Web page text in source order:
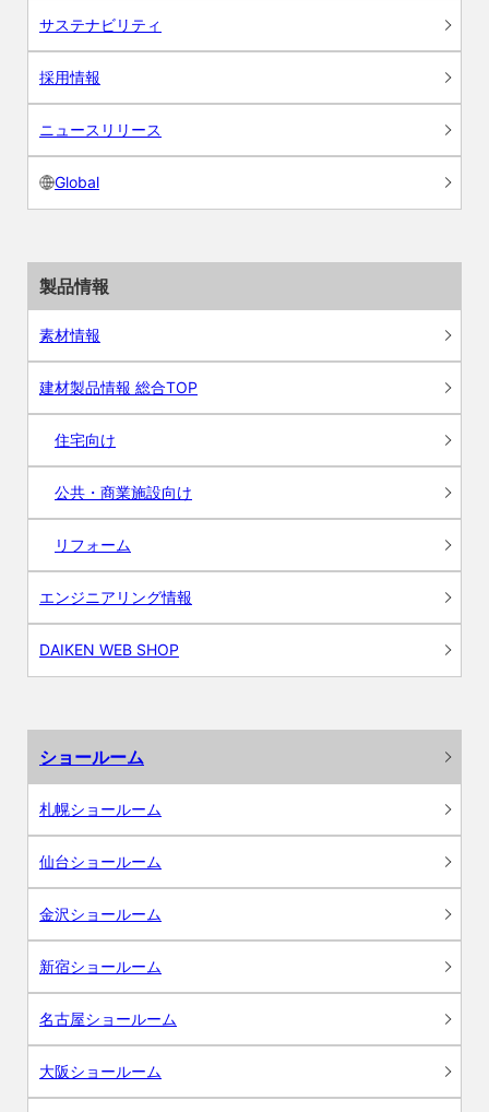
サステナビリティ
採用情報
ニュースリリース
Global
製品情報
素材情報
建材製品情報 総合TOP
住宅向け
公共・商業施設向け
リフォーム
エンジニアリング情報
DAIKEN WEB SHOP
ショールーム
札幌ショールーム
仙台ショールーム
金沢ショールーム
新宿ショールーム
名古屋ショールーム
大阪ショールーム